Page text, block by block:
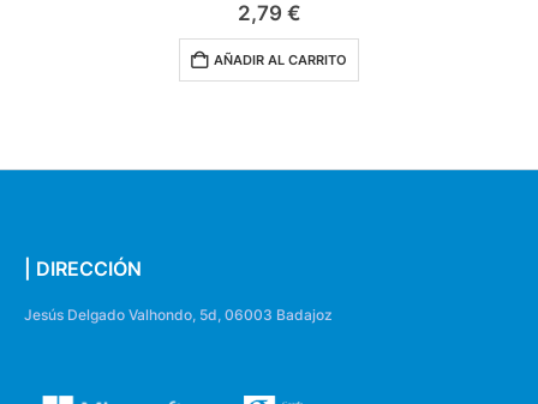
2,79 €
AÑADIR AL CARRITO
| DIRECCIÓN
Jesús Delgado Valhondo, 5d, 06003 Badajoz